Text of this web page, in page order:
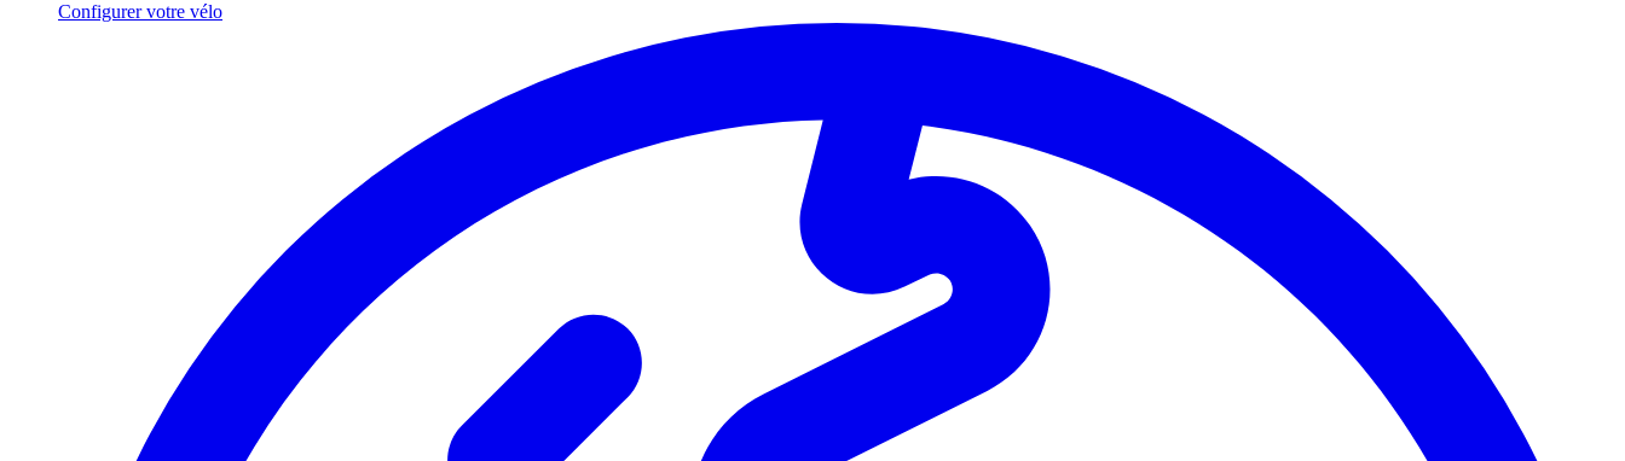
Configurer votre vélo